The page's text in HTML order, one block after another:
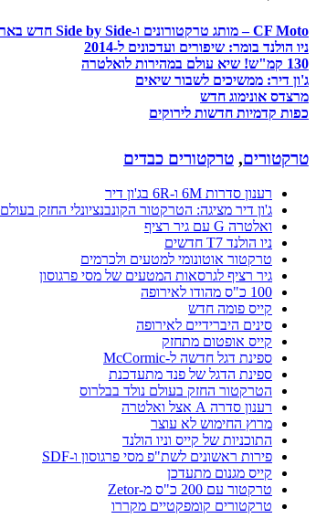
CF Moto – מותג טרקטורונים ו-Side by Side חדש בארץ
ניו הולנד בומר: שיפורים ועדכונים ל-2014
130 קמ"ש! שיא עולם במהירות לואלטרה
ג'ון דיר: ממשיכים לשבור שיאים
מרצדס אונימוג חדש
כפות קדמיות חדשות לירוקים
טרקטורים, טרקטורים כבדים
רענון סדרות 6M ו-6R בג'ון דיר
ג'ון דיר מציגה: הטרקטור הקונבנציונלי החזק בעולם
ואלטרה G עם גיר רציף
ניו הולנד T7 חדשים
טרקטור אוטונומי למטעים ולכרמים
גיר רציף לגרסאות המטעים של מסי פרגוסון
100 כ"ס מהודו לאירופה
קייס פומה חדש
סינים היברידיים לאירופה
קייס אופטום מתחזק
ספינת דגל חדשה ל-McCormic
ספינת הדגל של פנד מתעדכנת
הטרקטור החזק בעולם נולד בבלרוס
רענון סדרה A אצל ואלטרה
מרוץ החימוש לא עוצר
התוכניות של קייס וניו הולנד
פירות ראשונים לשת"פ מסי פרגוסון ו-SDF
קייס מגנום מתעדכן
טרקטור עם 200 כ"ס מ-Zetor
טרקטורים קומפקטיים מקררו